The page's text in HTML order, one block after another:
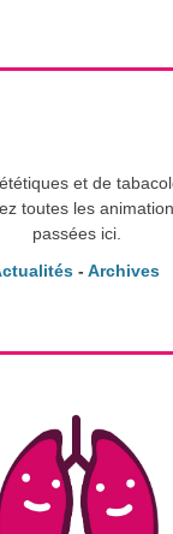
et de
toutes les
passées ici.
- Archives